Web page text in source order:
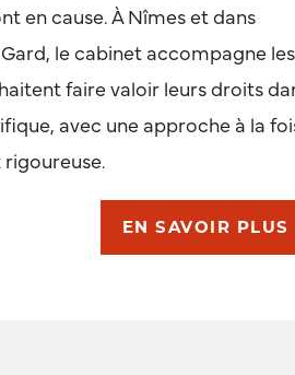
en cause. À Nîmes et dans
Gard, le cabinet accompagne les
faire valoir leurs droits
avec une approche à la
EN SAVOIR PLUS